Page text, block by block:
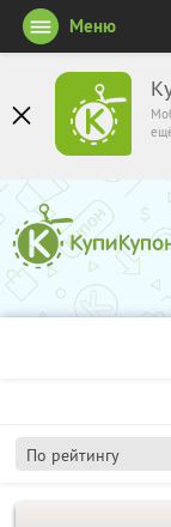
Меню
По рейтингу